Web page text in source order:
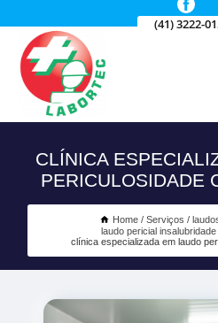
(41) 3222-
CLÍNICA
PERICULOSIDADE
Home Serviços
laudo pericial
clínica especializada em laudo